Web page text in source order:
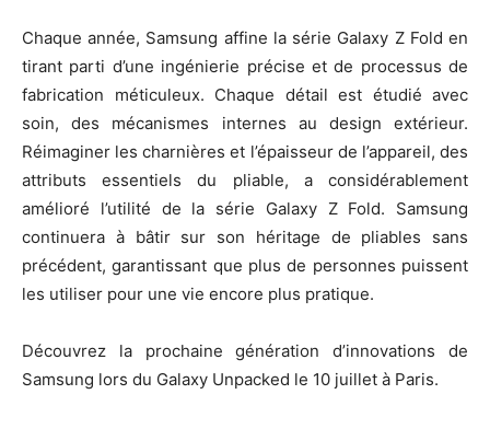
Chaque année, Samsung affine la série Galaxy Z Fold en
tirant parti d’une ingénierie précise et de processus de
fabrication méticuleux. Chaque détail est étudié avec
soin, des mécanismes internes au design extérieur.
Réimaginer les charnières et l’épaisseur de l’appareil, des
attributs essentiels du pliable, a considérablement
amélioré l’utilité de la série Galaxy Z Fold. Samsung
continuera à bâtir sur son héritage de pliables sans
précédent, garantissant que plus de personnes puissent
les utiliser pour une vie encore plus pratique.
Découvrez la prochaine génération d’innovations de
Samsung lors du Galaxy Unpacked le 10 juillet à Paris.